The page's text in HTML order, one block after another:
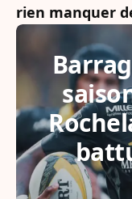
rien manquer